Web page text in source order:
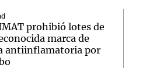
prohibió lotes de
marca de
antiinflamatoria por
Notas